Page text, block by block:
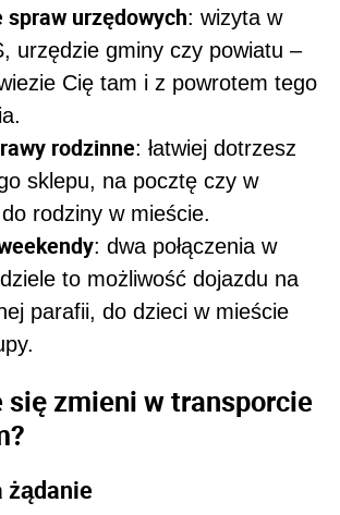
spraw urzędowych: wizyta w
urzędzie gminy czy powiatu –
Cię tam i z powrotem tego
rodzinne: łatwiej dotrzesz
sklepu, na pocztę czy w
rodziny w mieście.
: dwa połączenia w
to możliwość dojazdu na
parafii, do dzieci w mieście
się zmieni w transporcie
żądanie